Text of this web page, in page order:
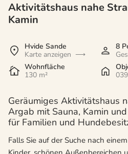
Aktivitätshaus nahe
Kamin
Hvide Sande
Karte anzeigen
8
Wohnfläche
130 m²
Geräumiges Aktivitätshaus
Argab mit Sauna, Kamin
für Familien und
Falls Sie auf der Suche nach